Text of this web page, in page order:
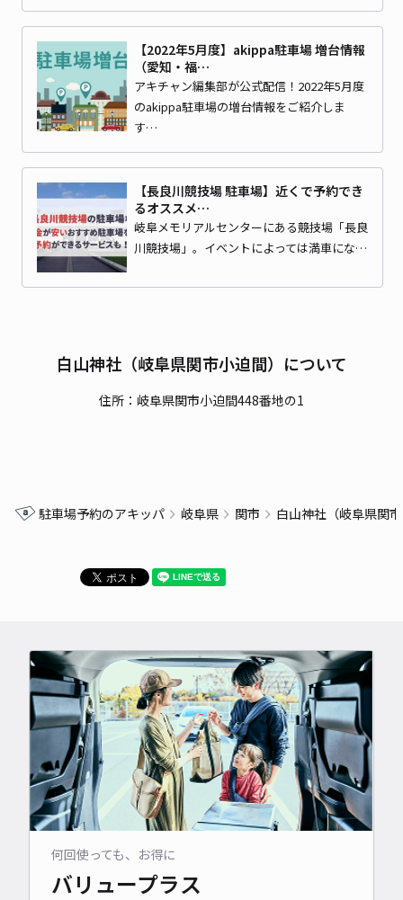
【2022年5月度】akippa駐車場 増台情報
（愛知・福…
アキチャン編集部が公式配信！2022年5月度
のakippa駐車場の増台情報をご紹介しま
す…
【長良川競技場 駐車場】近くで予約でき
るオススメ…
岐阜メモリアルセンターにある競技場「長良
川競技場」。イベントによっては満車にな…
白山神社（岐阜県関市小迫間）について
住所：岐阜県関市小迫間448番地の1
駐車場予約のアキッパ 岐阜県 関市 白山神社（岐阜県関
何回使っても、お得に
バリュープラス